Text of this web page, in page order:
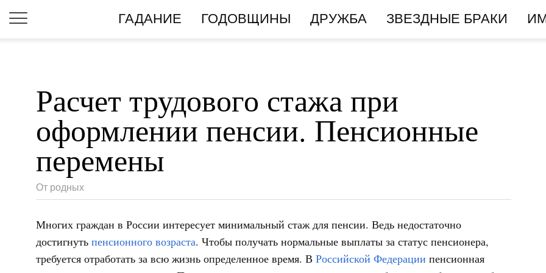
ГАДАНИЕ ГОДОВЩИНЫ ДРУЖБА ЗВЕЗДНЫЕ БРАКИ
Расчет трудового стажа при
оформлении пенсии. Пенсионные
перемены
От родных
Многих граждан в России интересует минимальный стаж для пенсии. Ведь недостаточно
достигнуть пенсионного возраста. Чтобы получать нормальные выплаты за статус пенсионера,
требуется отработать за всю жизнь определенное время. В Российской Федерации пенсионная